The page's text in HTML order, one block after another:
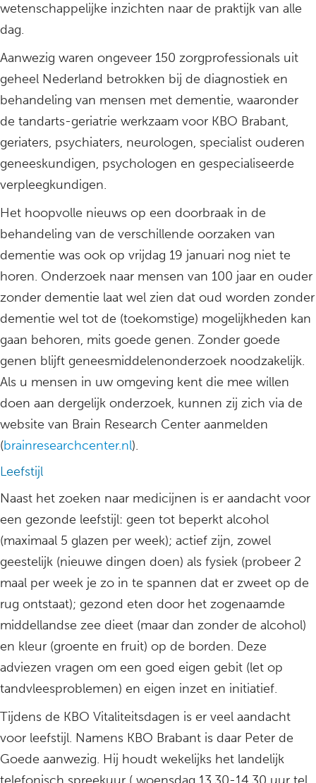
wetenschappelijke inzichten naar de praktijk van alle
dag.
Aanwezig waren ongeveer 150 zorgprofessionals uit
geheel Nederland betrokken bij de diagnostiek en
behandeling van mensen met dementie, waaronder
de tandarts-geriatrie werkzaam voor KBO Brabant,
geriaters, psychiaters, neurologen, specialist ouderen
geneeskundigen, psychologen en gespecialiseerde
verpleegkundigen.
Het hoopvolle nieuws op een doorbraak in de
behandeling van de verschillende oorzaken van
dementie was ook op vrijdag 19 januari nog niet te
horen. Onderzoek naar mensen van 100 jaar en ouder
zonder dementie laat wel zien dat oud worden zonder
dementie wel tot de (toekomstige) mogelijkheden kan
gaan behoren, mits goede genen. Zonder goede
genen blijft geneesmiddelenonderzoek noodzakelijk.
Als u mensen in uw omgeving kent die mee willen
doen aan dergelijk onderzoek, kunnen zij zich via de
website van Brain Research Center aanmelden
(brainresearchcenter.nl).
Leefstijl
Naast het zoeken naar medicijnen is er aandacht voor
een gezonde leefstijl: geen tot beperkt alcohol
(maximaal 5 glazen per week); actief zijn, zowel
geestelijk (nieuwe dingen doen) als fysiek (probeer 2
maal per week je zo in te spannen dat er zweet op de
rug ontstaat); gezond eten door het zogenaamde
middellandse zee dieet (maar dan zonder de alcohol)
en kleur (groente en fruit) op de borden. Deze
adviezen vragen om een goed eigen gebit (let op
tandvleesproblemen) en eigen inzet en initiatief.
Tijdens de KBO Vitaliteitsdagen is er veel aandacht
voor leefstijl. Namens KBO Brabant is daar Peter de
Goede aanwezig. Hij houdt wekelijks het landelijk